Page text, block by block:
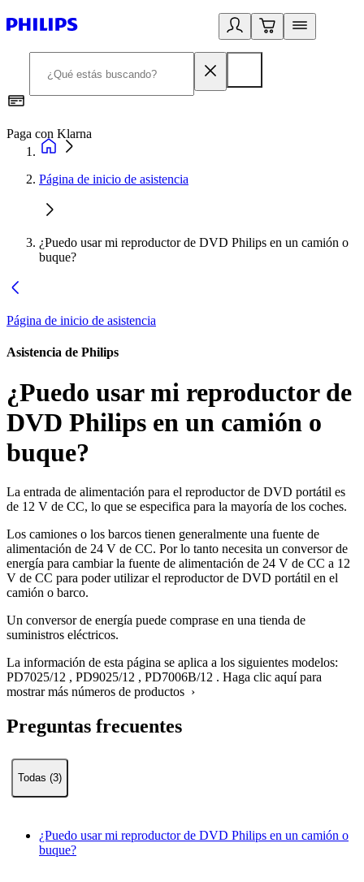
Paga con Klarna
Página de inicio de asistencia
¿Puedo usar mi reproductor de DVD Philips en un camión o
buque?
Página de inicio de asistencia
Asistencia de Philips
¿Puedo usar mi reproductor de
DVD Philips en un camión o
buque?
La entrada de alimentación para el reproductor de DVD portátil es
de 12 V de CC, lo que se especifica para la mayoría de los coches.
Los camiones o los barcos tienen generalmente una fuente de
alimentación de 24 V de CC. Por lo tanto necesita un conversor de
energía para cambiar la fuente de alimentación de 24 V de CC a 12
V de CC para poder utilizar el reproductor de DVD portátil en el
camión o barco.
Un conversor de energía puede comprase en una tienda de
suministros eléctricos.
La información de esta página se aplica a los siguientes modelos:
PD7025/12 , PD9025/12 , PD7006B/12 . Haga clic aquí para
mostrar más números de productos ›
Preguntas frecuentes
Todas (3)
¿Puedo usar mi reproductor de DVD Philips en un camión o
buque?